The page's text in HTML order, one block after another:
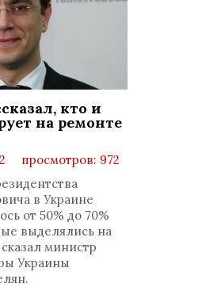
кто и
на ремонте
просмотров: 972
в Украине
от 50% до 70%
выделялись на
министр
Украины